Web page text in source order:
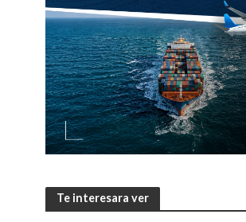
Te interesara ver